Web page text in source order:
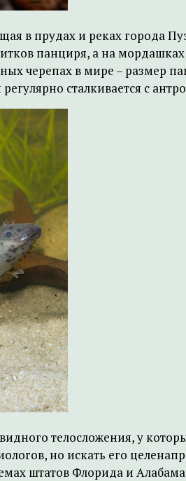
в прудах и реках города
панциря, а на
черепах в мире – размер
сталкивается с
телосложения, у
но искать его
штатов Флорида и